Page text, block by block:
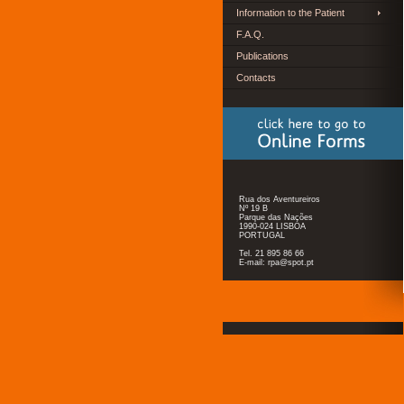
Information to the Patient
F.A.Q.
Publications
Contacts
Rua dos Aventureiros
Nº 19 B
Parque das Nações
1990-024 LISBOA
PORTUGAL
Tel. 21 895 86 66
E-mail: rpa@spot.pt